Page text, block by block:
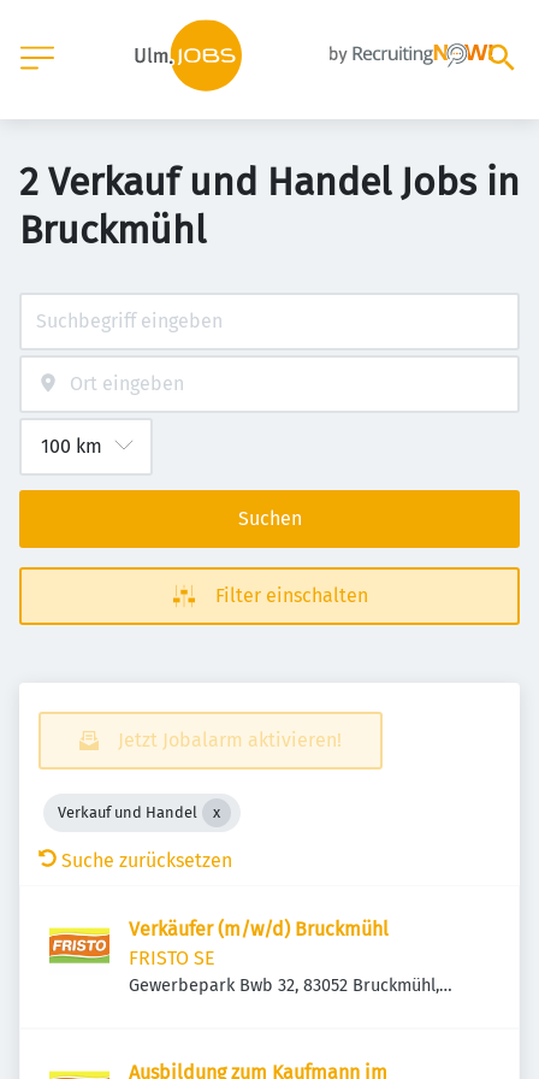
2 Verkauf und Handel Jobs in
Bruckmühl
Suchen
Filter einschalten
Jetzt Jobalarm aktivieren!
Verkauf und Handel
Suche zurücksetzen
Verkäufer (m/w/d) Bruckmühl
FRISTO SE
Gewerbepark Bwb 32, 83052 Bruckmühl,
Ausbildung zum Kaufmann im